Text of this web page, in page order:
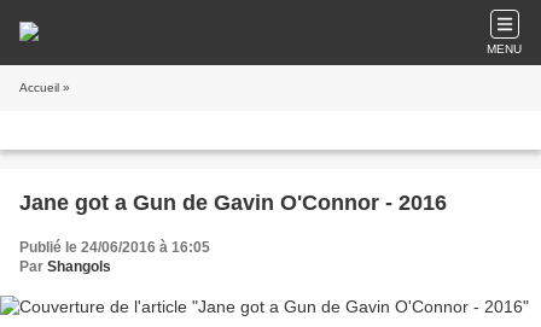
MENU
Accueil »
Jane got a Gun de Gavin O'Connor - 2016
Publié le 24/06/2016 à 16:05
Par Shangols